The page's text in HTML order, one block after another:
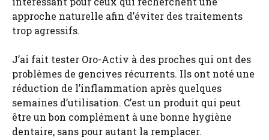
approche naturelle afin d’éviter des traitements
trop agressifs.
J’ai fait tester Oro-Activ à des proches qui ont des
problèmes de gencives récurrents. Ils ont noté une
réduction de l’inflammation après quelques
semaines d’utilisation. C’est un produit qui peut
être un bon complément à une bonne hygiène
dentaire, sans pour autant la remplacer.